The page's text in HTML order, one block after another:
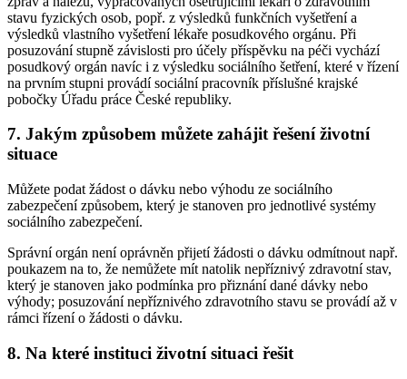
stavu fyzických osob, popř. z výsledků funkčních vyšetření a
výsledků vlastního vyšetření lékaře posudkového orgánu. Při
posuzování stupně závislosti pro účely příspěvku na péči vychází
posudkový orgán navíc i z výsledku sociálního šetření, které v řízení
na prvním stupni provádí sociální pracovník příslušné krajské
pobočky Úřadu práce České republiky.
7. Jakým způsobem můžete zahájit řešení životní
situace
Můžete podat žádost o dávku nebo výhodu ze sociálního
zabezpečení způsobem, který je stanoven pro jednotlivé systémy
sociálního zabezpečení.
Správní orgán není oprávněn přijetí žádosti o dávku odmítnout např.
poukazem na to, že nemůžete mít natolik nepříznivý zdravotní stav,
který je stanoven jako podmínka pro přiznání dané dávky nebo
výhody; posuzování nepříznivého zdravotního stavu se provádí až v
rámci řízení o žádosti o dávku.
8. Na které instituci životní situaci řešit